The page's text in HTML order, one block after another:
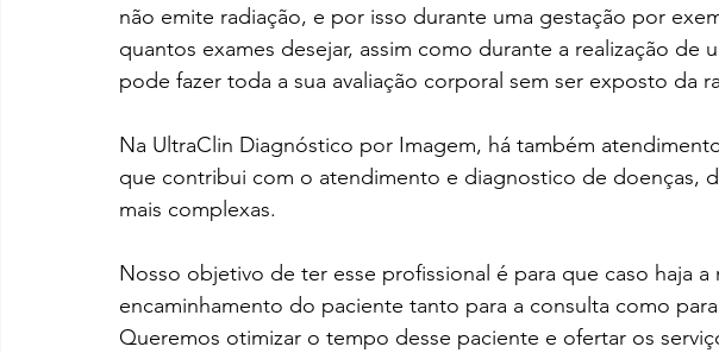
não emite radiação, e por isso durante uma gestação por
quantos exames desejar, assim como durante a realização de
pode fazer toda a sua avaliação corporal sem ser exposto da
Na UltraClin Diagnóstico por Imagem, há também
que contribui com o atendimento e diagnostico de doenças,
mais complexas.
Nosso objetivo de ter esse profissional é para que caso haja a
encaminhamento do paciente tanto para a consulta como
Queremos otimizar o tempo desse paciente e ofertar os